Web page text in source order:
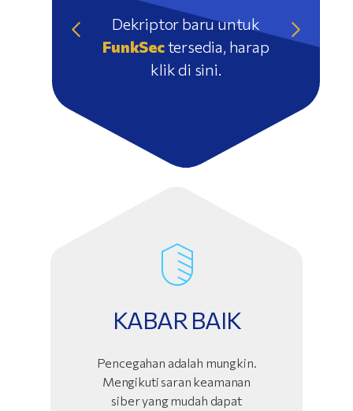
Dekriptor baru untuk
FunkSectersedia, harap
klik di sini.
KABAR BAIK
Pencegahan adalah mungkin.
Mengikuti saran keamanan
siber yang mudah dapat